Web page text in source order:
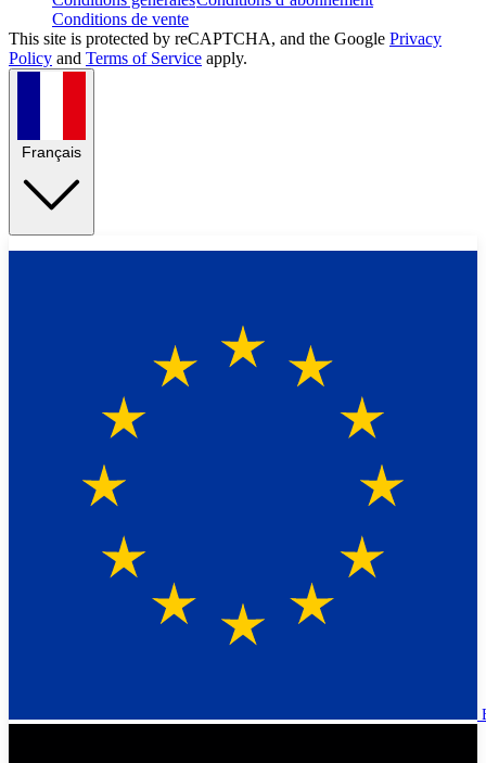
Conditions de vente
This site is protected by reCAPTCHA, and the Google Privacy
Policy and Terms of Service apply.
Français